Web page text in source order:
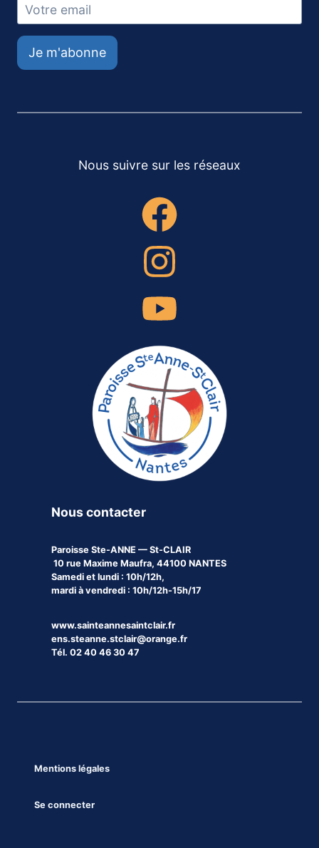
Je m'abonne
Nous suivre sur les réseaux
Nous contacter
Paroisse Ste-ANNE — St-CLAIR
10 rue Maxime Maufra, 44100 NANTES
Samedi et lundi : 10h/12h,
mardi à vendredi : 10h/12h-15h/17
www.sainteannesaintclair.fr
ens.steanne.stclair@orange.fr
Tél. 02 40 46 30 47
Mentions légales
Se connecter